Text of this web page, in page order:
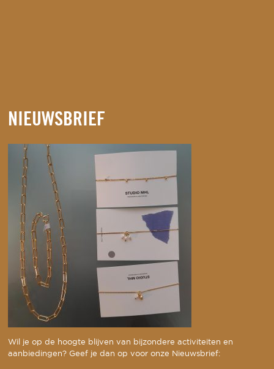
NIEUWSBRIEF
Wil je op de hoogte blijven van bijzondere activiteiten en
aanbiedingen? Geef je dan op voor onze Nieuwsbrief: